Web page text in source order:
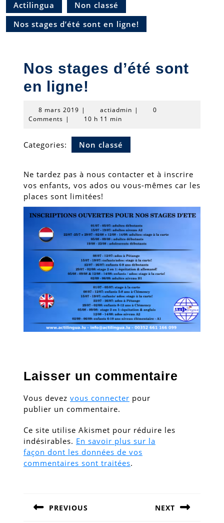
Actilingua
Non classé
Nos stages d’été sont en ligne!
Nos stages d’été sont
en ligne!
8 mars 2019
mars
| actiadmin actiadmin
|
0
Comments | 10 h 11 min
Categories: Non classé
Ne tardez pas à nous contacter et à inscrire
vos enfants, vos ados ou vous-mêmes car les
places sont limitées!
Laisser un commentaire
Vous devez vous connecter pour
publier un commentaire.
Ce site utilise Akismet pour réduire les
indésirables. En savoir plus sur la
façon dont les données de vos
commentaires sont traitées.
de
l’article
PREVIOUS NEXT